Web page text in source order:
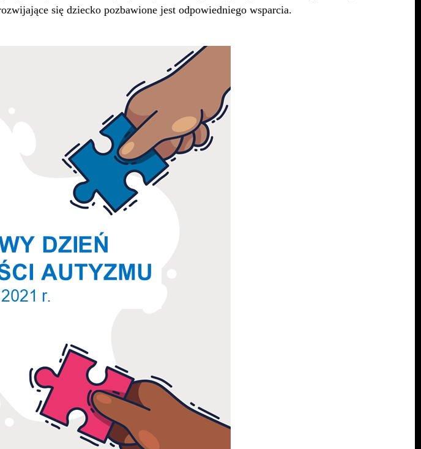
się dziecko pozbawione jest odpowiedniego wsparcia.